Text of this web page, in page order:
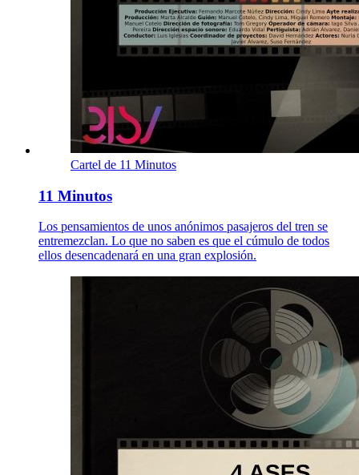
Cartel de 11 Minutos
11 Minutos
Los pensamientos de unos anónimos pasajeros del tren se
entremezclan. Lo que no saben es que el cúmulo de todos
ellos desencadenará en una gran explosión.